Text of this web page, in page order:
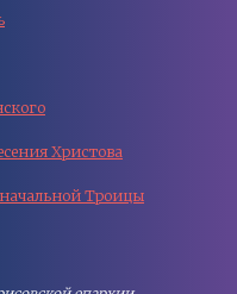
Христова
Троицы